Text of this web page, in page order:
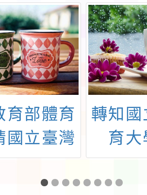
育部體育
國立臺灣
動大學辦
年度山
轉知
育
「B5-
與教